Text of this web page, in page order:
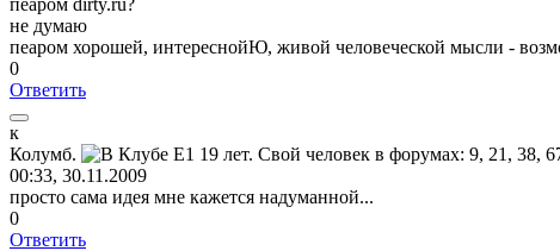
не думаю
пеаром хорошей, интереснойЮ, живой человеческой мысли -
0
Ответить
к
Колумб.
00:33, 30.11.2009
просто сама идея мне кажется надуманной...
0
Ответить